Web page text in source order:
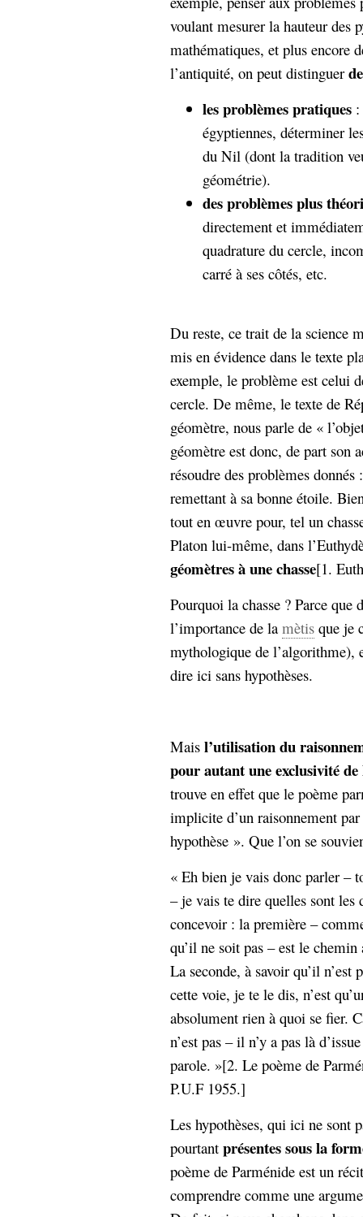
voulant mesurer la hauteur des
mathématiques, et plus encore
l’antiquité, on peut distinguer
les problèmes pratiques
égyptiennes, déterminer
du Nil (dont la tradition
géométrie).
des problèmes plus
directement et
quadrature du cercle,
carré à ses côtés, etc.
Du reste, ce trait de la science
mis en évidence dans le texte
exemple, le problème est celui
cercle. De même, le texte de
géomètre, nous parle de «
géomètre est donc, de part son
résoudre des problèmes donnés
remettant à sa bonne étoile.
tout en œuvre pour, tel un
Platon lui-même, dans
géomètres à une chasse[1.
Pourquoi la chasse ? Parce
l’importance de la mètis que je
mythologique de l’algorithme),
dire ici sans hypothèses.
Mais l’utilisation du
pour autant une exclusivité
trouve en effet que le poème
implicite d’un raisonnement
hypothèse ». Que l’on se
« Eh bien je vais donc parler –
– je vais te dire quelles sont les
concevoir : la première –
qu’il ne soit pas – est le
La seconde, à savoir qu’il n’est
cette voie, je te le dis, n’est
absolument rien à quoi se fier.
n’est pas – il n’y a pas là
parole. »[2. Le poème de
P.U.F 1955.]
Les hypothèses, qui ici ne sont
pourtant présentes sous la
poème de Parménide est un
comprendre comme une